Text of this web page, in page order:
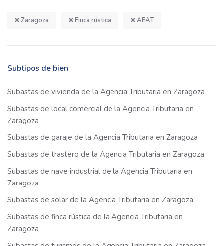
Zaragoza Finca rústica AEAT
Subtipos de bien
Subastas de vivienda de la Agencia Tributaria en Zaragoza
Subastas de local comercial de la Agencia Tributaria en
Zaragoza
Subastas de garaje de la Agencia Tributaria en Zaragoza
Subastas de trastero de la Agencia Tributaria en Zaragoza
Subastas de nave industrial de la Agencia Tributaria en
Zaragoza
Subastas de solar de la Agencia Tributaria en Zaragoza
Subastas de finca rústica de la Agencia Tributaria en
Zaragoza